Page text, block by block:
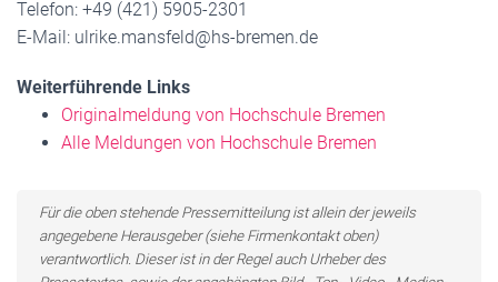
Telefon: +49 (421) 5905-2301
E-Mail: ulrike.mansfeld@hs-bremen.de
Weiterführende Links
Originalmeldung von Hochschule Bremen
Alle Meldungen von Hochschule Bremen
Für die oben stehende Pressemitteilung ist allein der jeweils
angegebene Herausgeber (siehe Firmenkontakt oben)
verantwortlich. Dieser ist in der Regel auch Urheber des